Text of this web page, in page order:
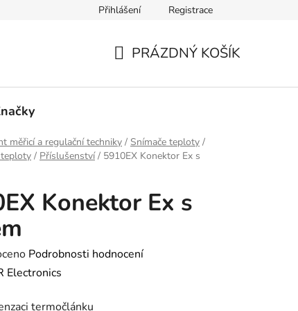
Přihlášení Registrace
PRÁZDNÝ KOŠÍK
měřicí a regulační techniky / Snímače teploty /
/ Příslušenství / 5910EX Konektor Ex s
Konektor Ex s
Podrobnosti hodnocení
Electronics
termočlánku